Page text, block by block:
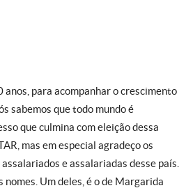
anos, para acompanhar o crescimento
sabemos que todo mundo é
que culmina com eleição dessa
mas em especial agradeço os
e assalariadas desse país.
Um deles, é o de Margarida